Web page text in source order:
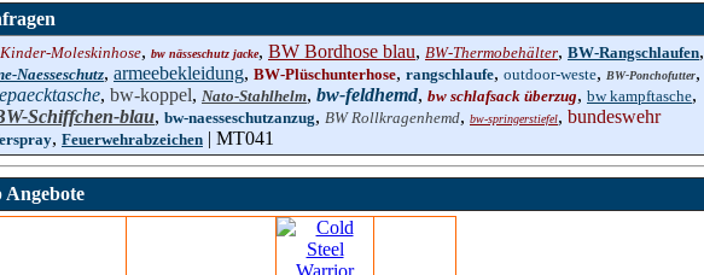
Moleskinhose, bw nässeschutz jacke, BW Bordhose blau, BW-Thermobehälter, BW-Rangschlaufen,
Naesseschutz, armeebekleidung, BW-Plüschunterhose, rangschlaufe, outdoor-weste, BW-Ponchofutter,
, bw-koppel, Nato-Stahlhelm, bw-feldhemd, bw schlafsack überzug, bw kampftasche,
Schiffchen-blau, bw-naesseschutzanzug, BW Rollkragenhemd, bw-springerstiefel, bundeswehr
, Feuerwehrabzeichen | MT041
Angebote